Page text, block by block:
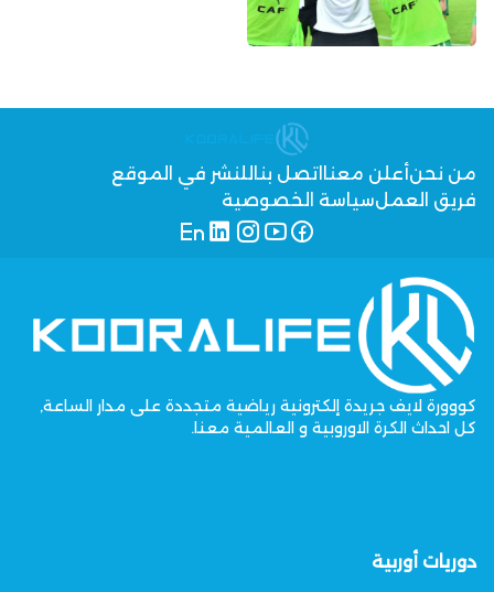
من نحنأعلن معنا اتصل بنا للنشر في الموقع
فريق العملسياسة الخصوصية
كووورة لايف جريدة إلكترونية رياضية متجددة على مدار الساعة,
كل احداث الكرة الاوروبية و العالمية معنا.
دوريات أوربية